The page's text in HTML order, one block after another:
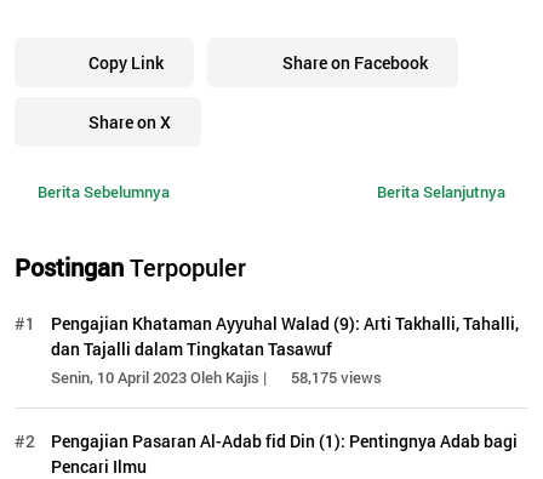
Copy Link Share on Facebook
Share on X
Berita Sebelumnya Berita Selanjutnya
PostinganTerpopuler
#1
Pengajian Khataman Ayyuhal Walad (9): Arti Takhalli, Tahalli,
dan Tajalli dalam Tingkatan Tasawuf
Senin, 10 April 2023 Oleh Kajis | 58,175 views
#2
Pengajian Pasaran Al-Adab fid Din (1): Pentingnya Adab bagi
Pencari Ilmu